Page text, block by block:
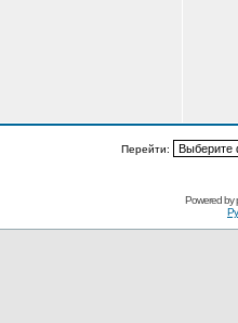
Перейти:
Powered by